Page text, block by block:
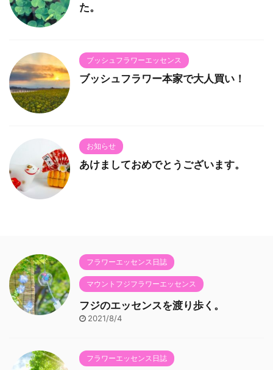
た。
ブッシュフラワーエッセンス
ブッシュフラワー本家で大人買い！
お知らせ
あけましておめでとうございます。
フラワーエッセンス日誌
マウントフジフラワーエッセンス
フジのエッセンスを渡り歩く。
2021/8/4
フラワーエッセンス日誌